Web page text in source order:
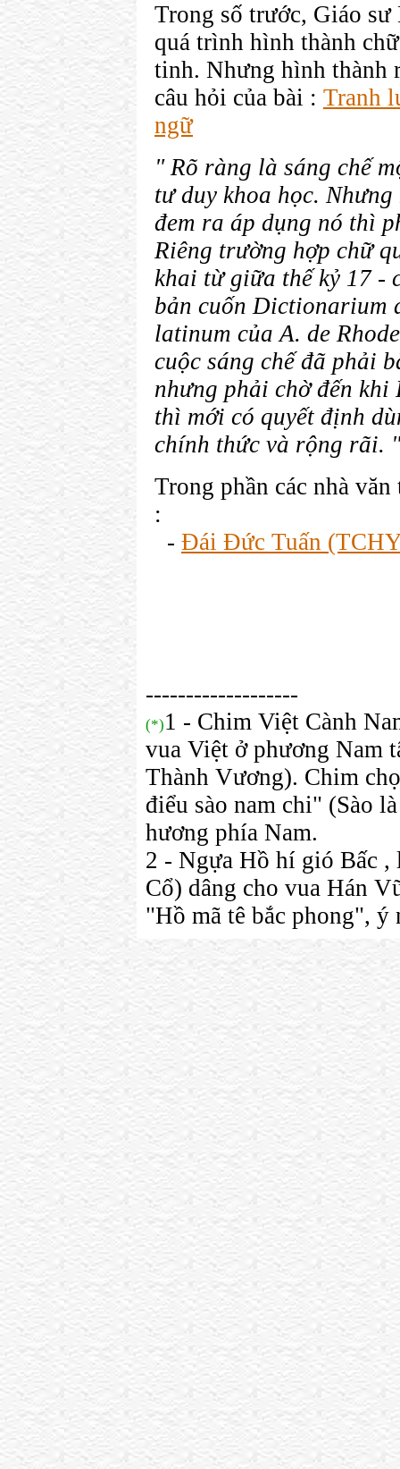
Trong số trước, Giáo
quá trình hình thành
tinh. Nhưng hình thành
câu hỏi của bài : Tranh
ngữ
" Rõ ràng là sáng chế
tư duy khoa học.
đem ra áp dụng nó thì
Riêng trường hợp chữ
khai từ giữa thế kỷ 17 -
bản cuốn Dictionarium
latinum của A. de
cuộc sáng chế đã phải
nhưng phải chờ đến khi
thì mới có quyết định
chính thức và rộng rãi. "
Trong phần các nhà
:
- Đái Đức Tuấn
-------------------
(*)1 - Chim Việt Cành
vua Việt ở phương Nam
Thành Vương). Chim
điểu sào nam chi" (Sào
hương phía Nam.
2 - Ngựa Hồ hí gió Bấc ,
Cổ) dâng cho vua Hán
"Hồ mã tê bắc phong", ý